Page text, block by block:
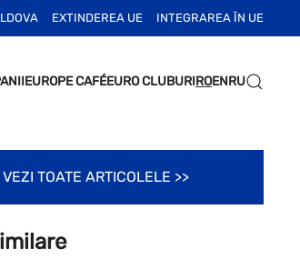
EXTINDEREA UE INTEGRAREA ÎN UE
EUROPE CAFÉEURO CLUBURIROENRU
VEZI TOATE ARTICOLELE >>